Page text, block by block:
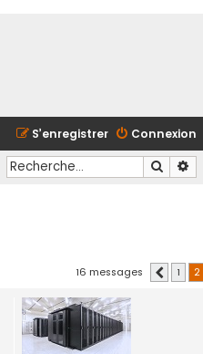
Connexion
S’enregistrer
16 messages 1 2